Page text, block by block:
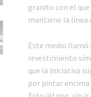
granito con el
mantiene la línea
Este medio llamó
revestimiento
que la iniciativa
por pintar